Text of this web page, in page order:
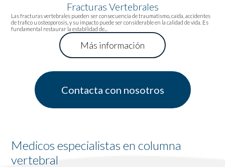
Fracturas Vertebrales
Las fracturas vertebrales pueden ser consecuencia de traumatismo, caída, accidentes
de trafico u osteoporosis, y su impacto puede ser considerable en la calidad de vida. Es
fundamental restaurar la estabilidad de...
Más información
Contacta con nosotros
Medicos especialistas en columna
vertebral